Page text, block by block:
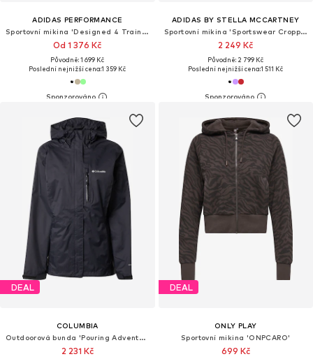
ADIDAS PERFORMANCE
Sportovní mikina 'Designed 4 Training'
Od 1 376 Kč
Původně: 1 699 Kč
Poslední nejnižší cena:1 359 Kč
ADIDAS BY STELLA MCCARTNEY
Sportovní mikina 'Sportswear Cropped'
2 249 Kč
Původně: 2 799 Kč
Poslední nejnižší cena:1 511 Kč
DEAL
COLUMBIA
Outdoorová bunda 'Pouring Adventure'
2 231 Kč
DEAL
ONLY PLAY
Sportovní mikina 'ONPCARO'
699 Kč